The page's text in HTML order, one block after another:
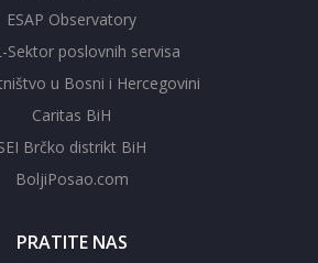
ESAP Observatory
Sektor poslovnih servisa
u Bosni i Hercegovini
Caritas BiH
Brčko distrikt BiH
BoljiPosao.com
PRATITE NAS